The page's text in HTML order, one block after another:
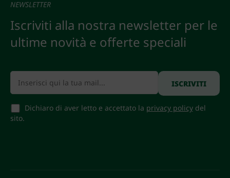
NEWSLETTER
Iscriviti alla nostra newsletter per le
ultime novità e offerte speciali
Dichiaro di aver letto e accettato la privacy policydel
sito.